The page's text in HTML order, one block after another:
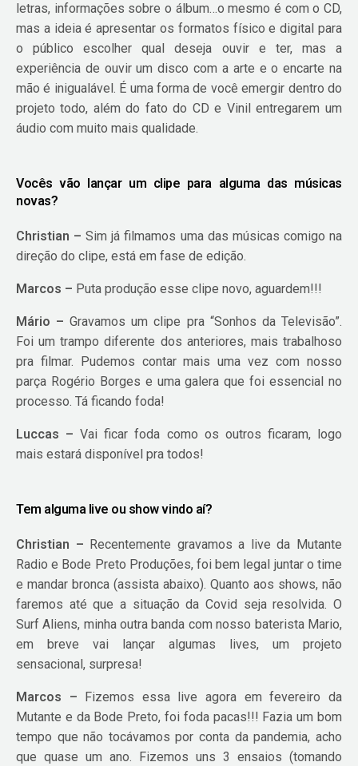
letras, informações sobre o álbum…o mesmo é com o CD,
mas a ideia é apresentar os formatos físico e digital para
o público escolher qual deseja ouvir e ter, mas a
experiência de ouvir um disco com a arte e o encarte na
mão é inigualável. É uma forma de você emergir dentro do
projeto todo, além do fato do CD e Vinil entregarem um
áudio com muito mais qualidade.
Vocês vão lançar um clipe para alguma das músicas
novas?
Christian – Sim já filmamos uma das músicas comigo na
direção do clipe, está em fase de edição.
Marcos – Puta produção esse clipe novo, aguardem!!!
Mário – Gravamos um clipe pra “Sonhos da Televisão”.
Foi um trampo diferente dos anteriores, mais trabalhoso
pra filmar. Pudemos contar mais uma vez com nosso
parça Rogério Borges e uma galera que foi essencial no
processo. Tá ficando foda!
Luccas – Vai ficar foda como os outros ficaram, logo
mais estará disponível pra todos!
Tem alguma live ou show vindo aí?
Christian – Recentemente gravamos a live da Mutante
Radio e Bode Preto Produções, foi bem legal juntar o time
e mandar bronca (assista abaixo). Quanto aos shows, não
faremos até que a situação da Covid seja resolvida. O
Surf Aliens, minha outra banda com nosso baterista Mario,
em breve vai lançar algumas lives, um projeto
sensacional, surpresa!
Marcos – Fizemos essa live agora em fevereiro da
Mutante e da Bode Preto, foi foda pacas!!! Fazia um bom
tempo que não tocávamos por conta da pandemia, acho
que quase um ano. Fizemos uns 3 ensaios (tomando